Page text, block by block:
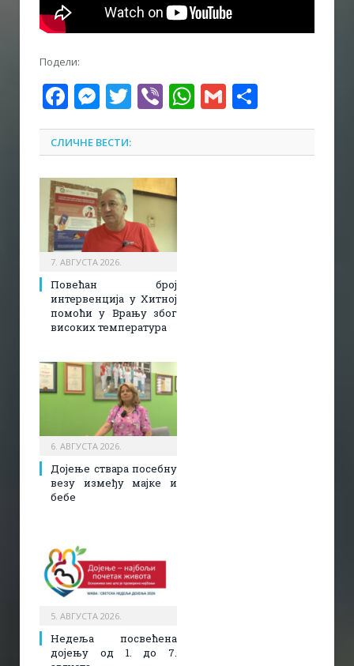
Подели:
Facebook
Messenger
Twitter
ViberWhatsApp
Gmail
СЛИЧНЕ ВЕСТИ:
7. АВГУСТА 2026.
Повећан број
интервенција у Хитној
помоћи у Врању због
високих температура
6. АВГУСТА 2026.
Дојење ствара посебну
везу између мајке и
бебе
5. АВГУСТА 2026.
Недеља посвећена
дојењу од 1. до 7.